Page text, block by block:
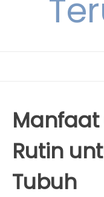
Rutin
Tubuh